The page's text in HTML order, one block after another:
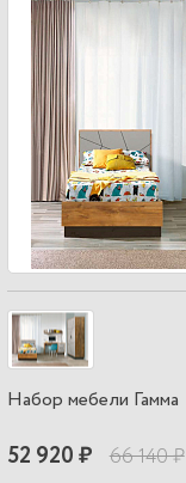
Набор мебели Гамма
52 920 ₽ 66 140 ₽